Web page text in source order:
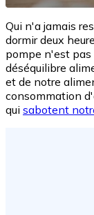
Qui n'a jamais
dormir deux
pompe n'est
déséquilibre
et de notre
consommation
qui sabotent